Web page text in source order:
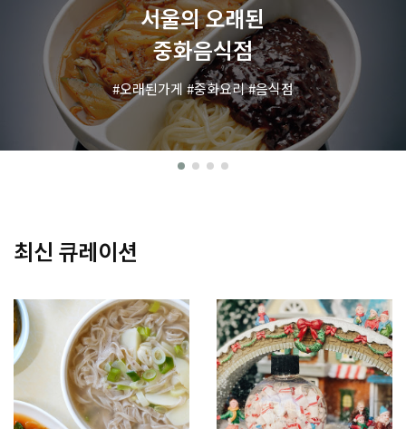
래된
음식점
음악이
경리
음악 이태원
최신 큐레이션